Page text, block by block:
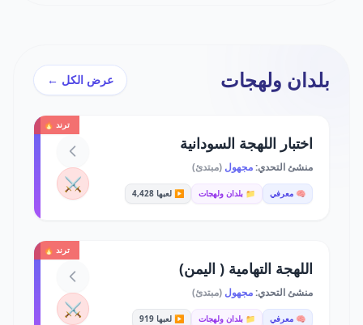
بلدان ولهجات عرض الكل ←
ترند 🔥
اختبار اللهجة السودانية
منشئ التحدي:مجهول (مبتدئ)
🧠 معرفي 📁 بلدان ولهجات ▶️ لعبها 4,428 ⚔️
ترند 🔥
اللهجة التهامية ( اليمن)
منشئ التحدي:مجهول (مبتدئ)
🧠 معرفي 📁 بلدان ولهجات ▶️ لعبها 919 ⚔️